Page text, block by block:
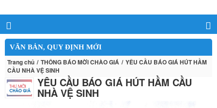
VĂN BẢN, QUY ĐỊNH MỚI
Trang chủ THÔNG BÁO MỜI CHÀO GIÁ
YÊU CẦU BÁO GIÁ HÚT HẦM
CẦU NHÀ VỆ SINH
YÊU CẦU BÁO GIÁ HÚT HẦM CẦU
NHÀ VỆ SINH